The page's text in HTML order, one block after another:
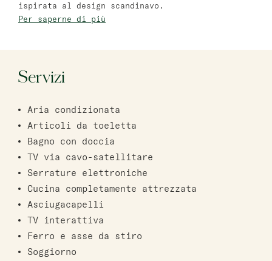
Bat Yam
master Haifa
ispirata al design scandinavo.
Per saperne di più
Servizi
Aria condizionata
Articoli da toeletta
Bagno con doccia
TV via cavo-satellitare
Serrature elettroniche
Cucina completamente attrezzata
Asciugacapelli
TV interattiva
Ferro e asse da stiro
Soggiorno